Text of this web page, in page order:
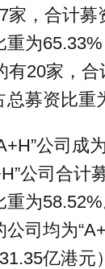
家，合计募
重为
有20家，合
募资比重
公司成
公司合计
重为
司均为
亿港元